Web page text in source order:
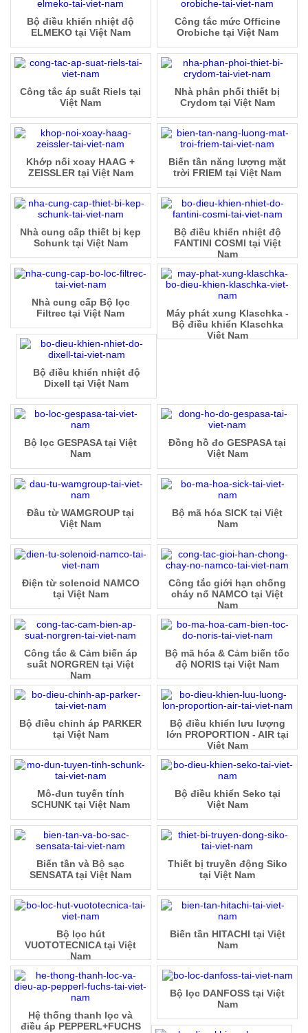
Công tắc mức Officine
Orobiche tại Việt Nam
Bộ điều khiển nhiệt độ
ELMEKO tại Việt Nam
Nhà phân phối thiết bị
Crydom tại Việt Nam
Công tắc áp suất Riels tại
Việt Nam
Biến tần năng lượng mặt
trời FRIEM tại Việt Nam
Khớp nối xoay HAAG +
ZEISSLER tại Việt Nam
Bộ điều khiển nhiệt độ
FANTINI COSMI tại Việt
Nam
Nhà cung cấp thiết bị kẹp
Schunk tại Việt Nam
Máy phát xung Klaschka -
Bộ điều khiển Klaschka
Việt Nam
Nhà cung cấp Bộ lọc
Filtrec tại Việt Nam
Bộ điều khiển nhiệt độ
Dixell tại Việt Nam
Bộ lọc GESPASA tại Việt
Nam
Đồng hồ đo GESPASA tại
Việt Nam
Đầu từ WAMGROUP tại
Việt Nam
Bộ mã hóa SICK tại Việt
Nam
Điện từ solenoid NAMCO
tại Việt Nam
Công tắc giới hạn chống
cháy nổ NAMCO tại Việt
Nam
Công tắc & Cảm biến áp
suất NORGREN tại Việt
Nam
Bộ mã hóa & Cảm biến tốc
độ NORIS tại Việt Nam
Bộ điều chỉnh áp PARKER
tại Việt Nam
Bộ điều khiển lưu lượng
lớn PROPORTION - AIR tại
Việt Nam
Mô-đun tuyến tính
SCHUNK tại Việt Nam
Bộ điều khiển Seko tại
Việt Nam
Biến tần và Bộ sạc
SENSATA tại Việt Nam
Thiết bị truyền động Siko
tại Việt Nam
Bộ lọc hút
VUOTOTECNICA tại Việt
Nam
Biến tần HITACHI tại Việt
Nam
Hệ thống thanh lọc và
điều áp PEPPERL+FUCHS
Bộ lọc DANFOSS tại Việt
Nam